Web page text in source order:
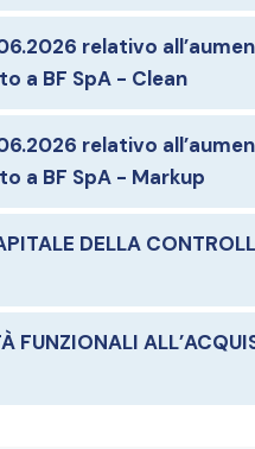
relativo
a BF SpA - Clean
relativo
a BF SpA - Markup
DELLA